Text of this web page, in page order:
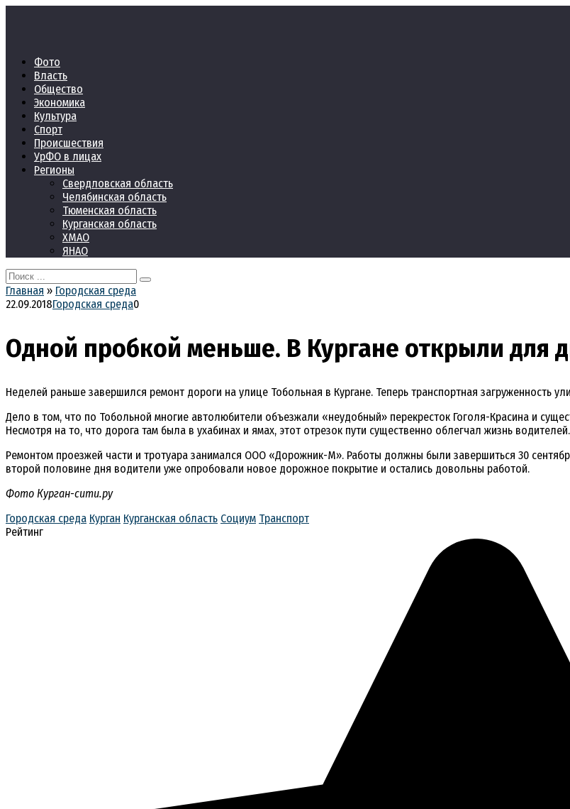
Фото
Власть
Общество
Экономика
Культура
Спорт
Происшествия
УрФО в лицах
Регионы
Свердловская область
Челябинская область
Тюменская область
Курганская область
ХМАО
ЯНАО
Search
for:
Главная » Городская среда
22.09.2018Городская среда0
Одной пробкой меньше. В Кургане открыли для
Неделей раньше завершился ремонт дороги на улице Тобольная в Кургане. Теперь транспортная загруженность
Дело в том, что по Тобольной многие автолюбители объезжали «неудобный» перекресток Гоголя-Красина и
Несмотря на то, что дорога там была в ухабинах и ямах, этот отрезок пути существенно облегчал жизнь водителей.
Ремонтом проезжей части и тротуара занимался ООО «Дорожник-М». Работы должны были завершиться 30
второй половине дня водители уже опробовали новое дорожное покрытие и остались довольны работой.
Фото Курган-сити.ру
Городская среда Курган Курганская область Социум Транспорт
Рейтинг